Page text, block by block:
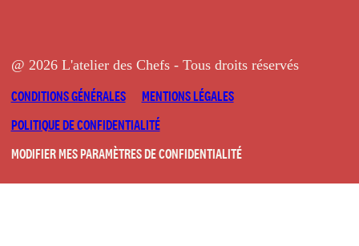
@ 2026 L'atelier des Chefs - Tous droits réservés
CONDITIONS GÉNÉRALES
MENTIONS LÉGALES
POLITIQUE DE CONFIDENTIALITÉ
MODIFIER MES PARAMÈTRES DE CONFIDENTIALITÉ